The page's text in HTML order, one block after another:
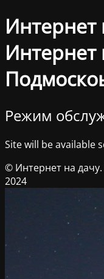
Интернет
Интернет
Режим
Site will be available
© Интернет на
2024